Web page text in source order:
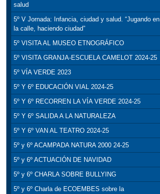
salud
5º V Jornada: Infancia, ciudad y salud. “Jugando en
la calle, haciendo ciudad”
5º VISITA AL MUSEO ETNOGRÁFICO
5º VISITA GRANJA-ESCUELA CAMELOT 2024-25
5º VÍA VERDE 2023
5º Y 6º EDUCACIÓN VIAL 2024-25
5º Y 6º RECORREN LA VÍA VERDE 2024-25
5º Y 6º SALIDA A LA NATURALEZA
5º Y 6º VAN AL TEATRO 2024-25
5º y 6º ACAMPADA NATURA 2000 24-25
5º y 6º ACTUACIÓN DE NAVIDAD
5º y 6º CHARLA SOBRE BULLYING
5º y 6º Charla de ECOEMBES sobre la